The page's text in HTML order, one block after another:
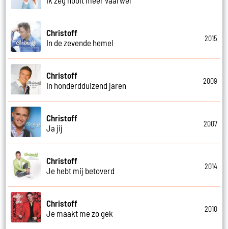
Christoff
In de zevende hemel
2015
Christoff
In honderdduizend jaren
2009
Christoff
Ja jij
2007
Christoff
Je hebt mij betoverd
2014
Christoff
Je maakt me zo gek
2010